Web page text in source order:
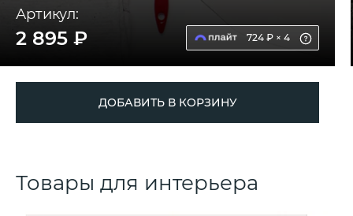
Артикул:
2 895 ₽ 724 ₽ × 4
ДОБАВИТЬ В КОРЗИНУ
Товары для интерьера